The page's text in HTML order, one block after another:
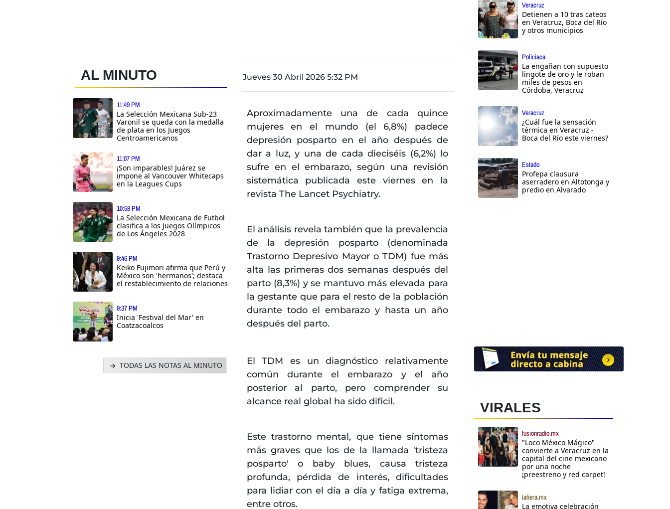
AL MINUTO
11:49 PM
La Selección Mexicana Sub-23
Varonil se queda con la medalla
de plata en los Juegos
Centroamericanos
11:07 PM
¡Son imparables! Juárez se
impone al Vancouver Whitecaps
en la Leagues Cups
10:58 PM
La Selección Mexicana de Futbol
clasifica a los Juegos Olímpicos
de Los Ángeles 2028
9:46 PM
Keiko Fujimori afirma que Perú y
México son 'hermanos'; destaca
el restablecimiento de relaciones
9:37 PM
Inicia 'Festival del Mar' en
Coatzacoalcos
TODAS LAS NOTAS AL MINUTO
Jueves 30 Abril 2026 5:32 PM
Aproximadamente una de cada quince
mujeres en el mundo (el 6,8%) padece
depresión posparto en el año después de
dar a luz, y una de cada dieciséis (6,2%) lo
sufre en el embarazo, según una revisión
sistemática publicada este viernes en la
revista The Lancet Psychiatry.
El análisis revela también que la prevalencia
de la depresión posparto (denominada
Trastorno Depresivo Mayor o TDM) fue más
alta las primeras dos semanas después del
parto (8,3%) y se mantuvo más elevada para
la gestante que para el resto de la población
durante todo el embarazo y hasta un año
después del parto.
El TDM es un diagnóstico relativamente
común durante el embarazo y el año
posterior al parto, pero comprender su
alcance real global ha sido difícil.
Este trastorno mental, que tiene síntomas
más graves que los de la llamada 'tristeza
posparto' o baby blues, causa tristeza
profunda, pérdida de interés, dificultades
para lidiar con el día a día y fatiga extrema,
entre otros.
Veracruz
Detienen a 10 tras cateos
en Veracruz, Boca del Río
y otros municipios
Policiaca
La engañan con supuesto
lingote de oro y le roban
miles de pesos en
Córdoba, Veracruz
Veracruz
¿Cuál fue la sensación
térmica en Veracruz -
Boca del Río este viernes?
Estado
Profepa clausura
aserradero en Altotonga y
predio en Alvarado
VIRALES
fusionradio.mx
"Loco México Mágico"
convierte a Veracruz en la
capital del cine mexicano
por una noche
¡preestreno y red carpet!
lafiera.mx
La emotiva celebración